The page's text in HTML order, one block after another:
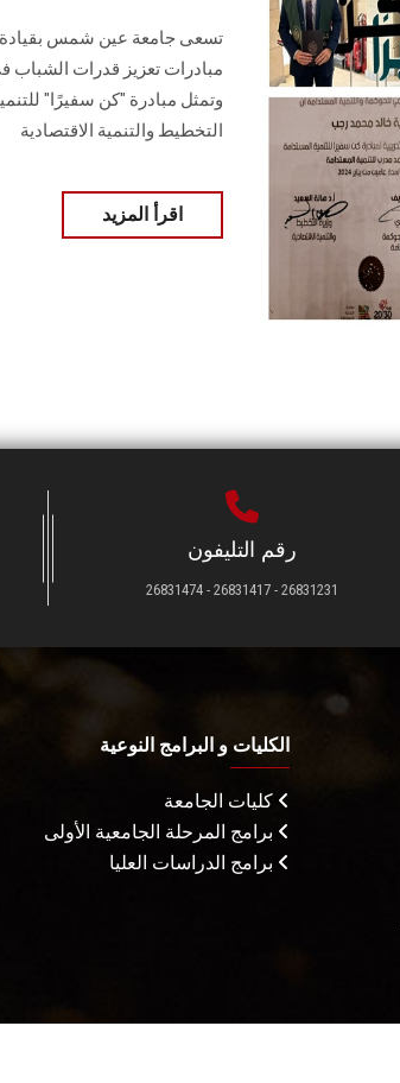
تسعى جامعة عين شمس بقيادة
مبادرات تعزيز قدرات الشباب
وتمثل مبادرة "كن سفيرًا"
التخطيط والتنمية الاقتصادية
اقرأ المزيد
رقم التليفون
26831231 - 26831417 - 26831474
الكليات و البرامج النوعية
كليات الجامعة
برامج المرحلة الجامعية الأولى
برامج الدراسات العليا